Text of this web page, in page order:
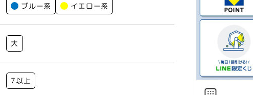
ブルー系 イエロー系
大
7以上